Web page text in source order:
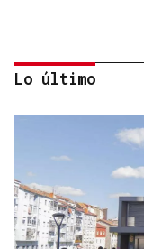
Lo último